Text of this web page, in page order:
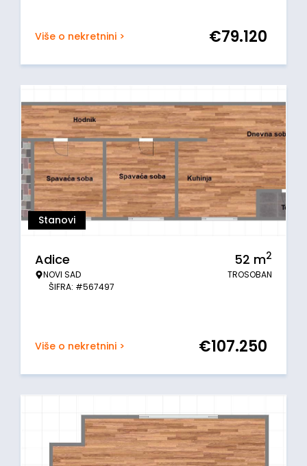
Više o nekretnini > €79.120
Stanovi
Adice
NOVI SAD
ŠIFRA: #567497
52 m2
TROSOBAN
Više o nekretnini > €107.250